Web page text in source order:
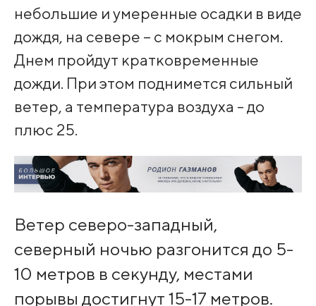
небольшие и умеренные осадки в виде
дождя, на севере – с мокрым снегом.
Днем пройдут кратковременные
дожди. При этом поднимется сильный
ветер, а температура воздуха - до
плюс 25.
Ветер северо-западный,
северный ночью разгонится до 5-
10 метров в секунду, местами
порывы достигнут 15-17 метров.